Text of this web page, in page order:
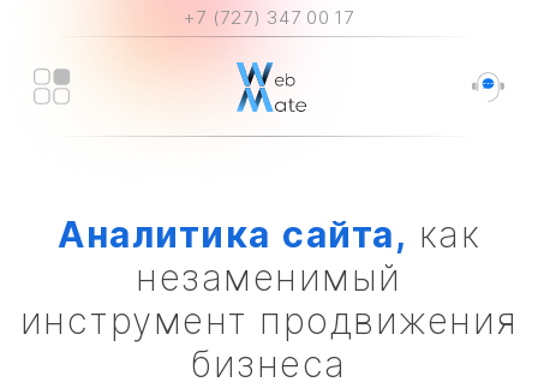
+7 (727) 347 00 17
Аналитика сайта, как
незаменимый
инструмент продвижения
бизнеса